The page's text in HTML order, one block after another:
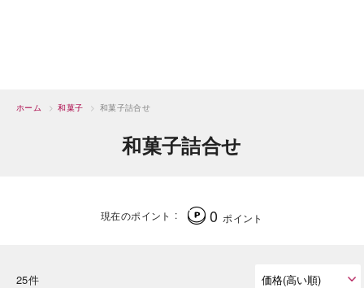
ホーム > 和菓子 > 和菓子詰合せ
和菓子詰合せ
現在のポイント 0 ポイント
25件